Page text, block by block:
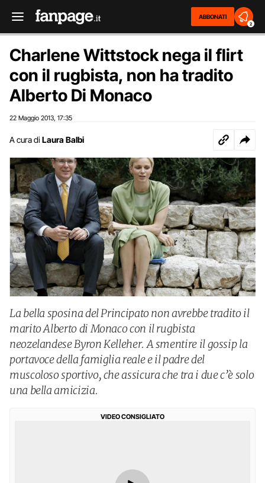
ABBONATI
2
Charlene Wittstock nega il flirt
con il rugbista, non ha tradito
Alberto Di Monaco
22 Maggio 2013 17:35
A cura di Laura Balbi
La bella sposina del Principato non avrebbe tradito il
marito Alberto di Monaco con il rugbista
neozelandese Byron Kelleher. A smentire il gossip la
portavoce della famiglia reale e il padre del
muscoloso sportivo, che assicura che tra i due c’è solo
una bella amicizia.
VIDEO CONSIGLIATO